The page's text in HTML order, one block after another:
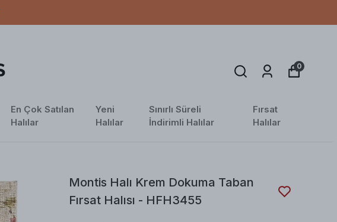
En Çok Satılan
Halılar
Yeni
Halılar
Sınırlı Süreli
İndirimli Halılar
Fırsat
Halılar
0
Montis Halı Krem Dokuma Taban
Fırsat Halısı - HFH3455